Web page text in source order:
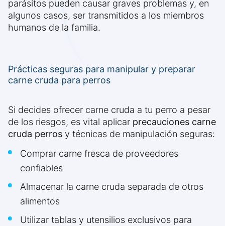
parásitos pueden causar graves problemas y, en
algunos casos, ser transmitidos a los miembros
humanos de la familia.
Prácticas seguras para manipular y preparar
carne cruda para perros
Si decides ofrecer carne cruda a tu perro a pesar
de los riesgos, es vital aplicar precauciones carne
cruda perros y técnicas de manipulación seguras:
Comprar carne fresca de proveedores
confiables
Almacenar la carne cruda separada de otros
alimentos
Utilizar tablas y utensilios exclusivos para